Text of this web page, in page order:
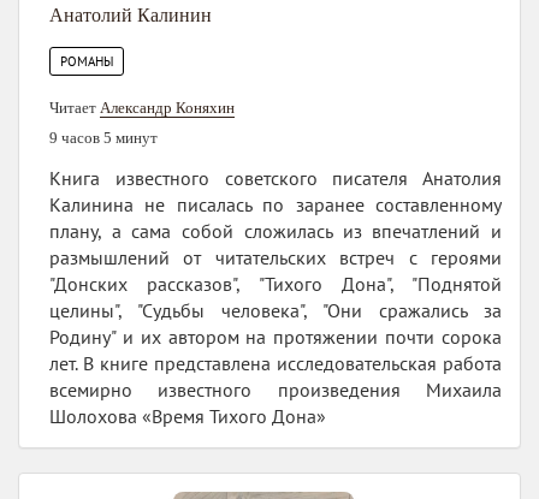
Анатолий Калинин
РОМАНЫ
Читает Александр Коняхин
9 часов 5 минут
Книга известного советского писателя Анатолия
Калинина не писалась по заранее составленному
плану, а сама собой сложилась из впечатлений и
размышлений от читательских встреч с героями
"Донских рассказов", "Тихого Дона", "Поднятой
целины", "Судьбы человека", "Они сражались за
Родину" и их автором на протяжении почти сорока
лет. В книге представлена исследовательская работа
всемирно известного произведения Михаила
Шолохова «Время Тихого Дона»